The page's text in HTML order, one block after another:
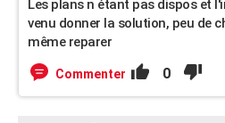
Les plans n étant pas dispos et
venu donner la solution, peu de
même reparer
Commenter 0